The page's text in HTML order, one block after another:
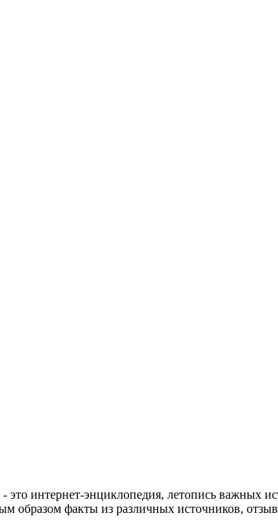
интернет-энциклопедия, летопись важных
образом факты из различных источников,